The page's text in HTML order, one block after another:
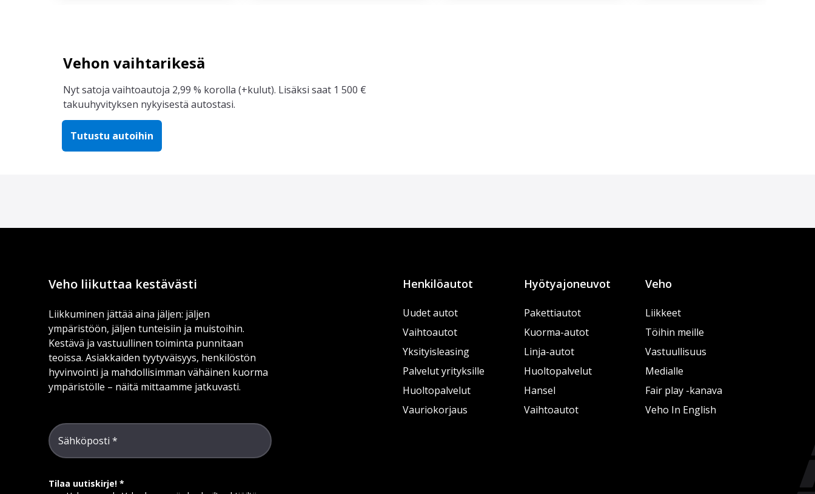
Vehon vaihtarikesä
Nyt satoja vaihtoautoja 2,99 % korolla (+kulut). Lisäksi saat 1 500 €
takuuhyvityksen nykyisestä autostasi.
Tutustu autoihin
Veho liikuttaa kestävästi
Liikkuminen jättää aina jäljen: jäljen
ympäristöön, jäljen tunteisiin ja muistoihin.
Kestävä ja vastuullinen toiminta punnitaan
teoissa. Asiakkaiden tyytyväisyys, henkilöstön
hyvinvointi ja mahdollisimman vähäinen kuorma
ympäristölle – näitä mittaamme jatkuvasti.
Sähköposti
Tilaa uutiskirje!
Henkilöautot
Uudet autot
Vaihtoautot
Yksityisleasing
Palvelut yrityksille
Huoltopalvelut
Vauriokorjaus
Hyötyajoneuvot
Pakettiautot
Kuorma-autot
Linja-autot
Huoltopalvelut
Hansel
Vaihtoautot
Veho
Liikkeet
Töihin meille
Vastuullisuus
Medialle
Fair play -kanava
Veho In English